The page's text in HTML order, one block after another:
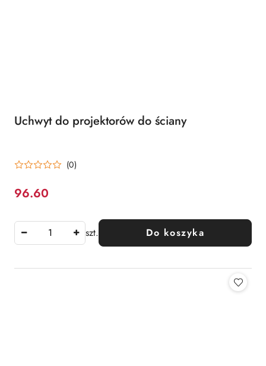
Uchwyt do projektorów do ściany
(0)
Cena:
96.60
szt. Do koszyka